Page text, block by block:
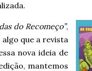
do Recomeço”,
que a revista
nova ideia de
mantemos